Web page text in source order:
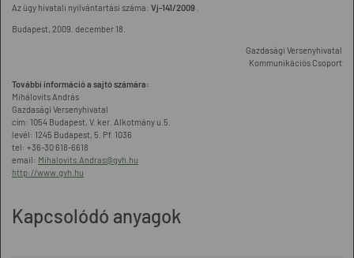
Az ügy hivatali nyilvántartási száma: Vj-141/2009
Budapest, 2009. december 18.
Gazdasági Versenyhivatal
Kommunikációs Csoport
További információ a sajtó számára:
Mihálovits András
Gazdasági Versenyhivatal
cím: 1054 Budapest, V. ker. Alkotmány u.5.
levél: 1245 Budapest, 5. Pf. 1036
tel: +36-30 618-6618
email: Mihalovits.Andras@gvh.hu
http://www.gvh.hu
Kapcsolódó anyagok